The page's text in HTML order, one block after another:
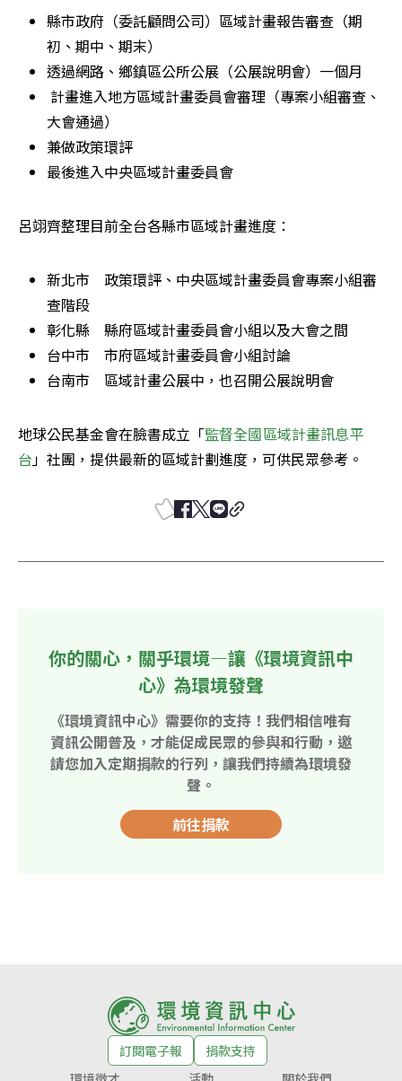
縣市政府（委託顧問公司）區域計畫報告審查（期
初、期中、期末）
透過網路、鄉鎮區公所公展（公展說明會）一個月
計畫進入地方區域計畫委員會審理（專案小組審查、
大會通過）
兼做政策環評
最後進入中央區域計畫委員會
呂翊齊整理目前全台各縣市區域計畫進度：
新北市　政策環評、中央區域計畫委員會專案小組審
查階段
彰化縣　縣府區域計畫委員會小組以及大會之間
台中市　市府區域計畫委員會小組討論
台南市　區域計畫公展中，也召開公展說明會
地球公民基金會在臉書成立「監督全國區域計畫訊息平
台」社團，提供最新的區域計劃進度，可供民眾參考。
你的關心，關乎環境—讓《環境資訊中
心》為環境發聲
《環境資訊中心》需要你的支持！我們相信唯有
資訊公開普及，才能促成民眾的參與和行動，邀
請您加入定期捐款的行列，讓我們持續為環境發
聲。
前往捐款
訂閱電子報
捐款支持